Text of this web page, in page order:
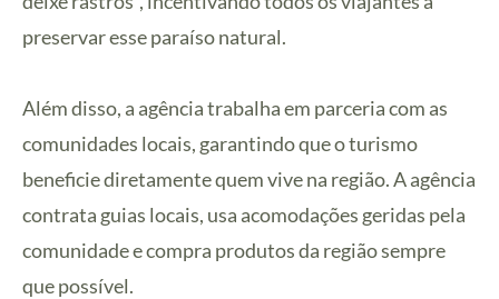
preservar esse paraíso natural.
Além disso, a agência trabalha em parceria com as
comunidades locais, garantindo que o turismo
beneficie diretamente quem vive na região. A agência
contrata guias locais, usa acomodações geridas pela
comunidade e compra produtos da região sempre
que possível.